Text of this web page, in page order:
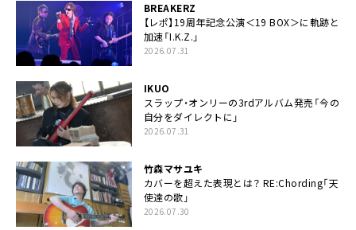
BREAKERZ
【レポ】19周年記念公演＜19 BOX＞に軌跡と
加速「I.K.Z.」
2026.07.31
IKUO
スラップ・オンリーの3rdアルバム発売「今の
自分をダイレクトに」
2026.07.31
竹森マサユキ
カバーを超えた表現とは？ RE:Chording「天
使達の歌」
2026.07.30